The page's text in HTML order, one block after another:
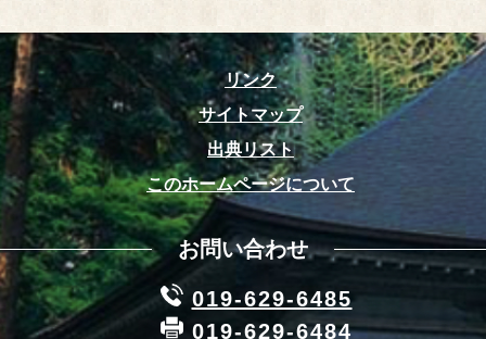
リンク
サイトマップ
出典リスト
このホームページについて
お問い合わせ
019-629-6485
019-629-6484